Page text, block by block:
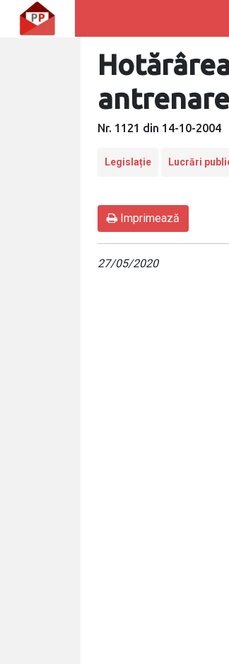
Nr. 1121 din 14-10-2004
Legislație Lucrări
Imprimează
27/05/2020